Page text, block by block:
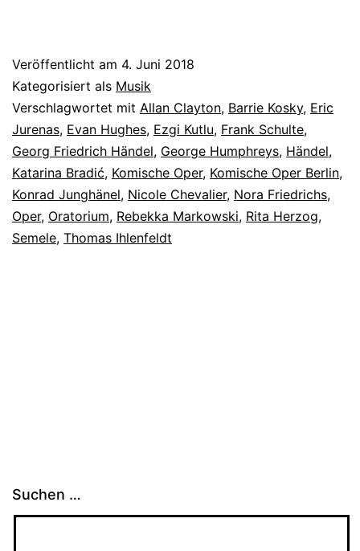
Veröffentlicht am 4. Juni 2018
Kategorisiert als Musik
Verschlagwortet mit Allan Clayton, Barrie Kosky, Eric
Jurenas, Evan Hughes, Ezgi Kutlu, Frank Schulte,
Georg Friedrich Händel, George Humphreys, Händel,
Katarina Bradić, Komische Oper, Komische Oper Berlin,
Konrad Junghänel, Nicole Chevalier, Nora Friedrichs,
Oper, Oratorium, Rebekka Markowski, Rita Herzog,
Semele, Thomas Ihlenfeldt
Suchen …